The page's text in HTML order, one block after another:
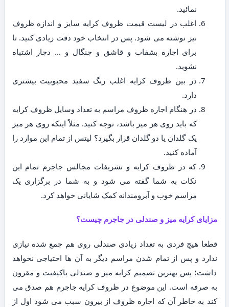
نمائید.
اغلب در لیست قیمت ظروف کرایه سایز و اندازه ظروف
نیز نوشته می شود. پس در انتخاب خود دقت زیادی کنید. تا
برای اجاره بشقاب و قاشق و چنگال و … دچار اشتباه
نشوید.
در بین ظروف کرایه اغلب رنگ سفید محبوبیت بیشتری
دارد.
در هنگام اجاره ظروف مراسم به تعداد وسایل ظروف کرایه
که باید روی هر میز باشد، توجه کنید. مثلاً اینکه روی هر میز
یک گلدان یا دو گلدان قرار بگیرد؟ لیتس از تمام این موارد را
آماده کنید.
که در ظروف کرایه و تشریفات مجالس جاجرم تمام این
نکات به شما گفته می شود و به شما در برگزاری یک
مراسم خوب و آبرومندانه کمک شایانی خواهد کرد.
مزایای کرایه میز و صندلی در جاجرم چیست؟
قطعا هیچ فردی به تعداد زیادی صندلی روی هم جمع شده نیازی
ندارد و پس از تمام شدن مراسم دیگر به آن ها احتیاجی نخواهد
داشت؛ پس بهترین تصمیم کرایه میز و صندلی باکیفیت و مقرون
به صرفه است. این موضوع در ظروف کرایه جاجرم هم صدق می
کند به خاطر آن که اجاره ظروف از بیرون سبب می شود اول از